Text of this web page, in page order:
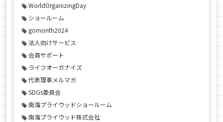
WorldOrganizingDay
ショールーム
gomonth2024
法人向けサービス
会員サポート
ライフオーガナイズ
代表理事メルマガ
SDGs委員会
南海プライウッドショールーム
南海プライウッド株式会社